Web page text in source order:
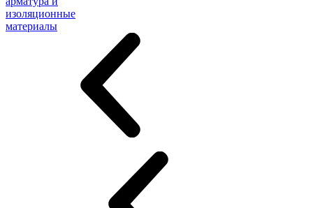
изоляционные
материалы